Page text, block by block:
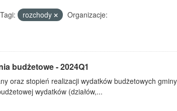
Tagi: rozchody
Organizacje:
budżetowe - 2024Q1
oraz stopień realizacji wydatków budżetowych
wydatków (działów,...